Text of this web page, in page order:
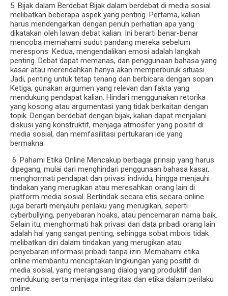
5. Bijak dalam Berdebat Bijak dalam berdebat di media sosial
melibatkan beberapa aspek yang penting. Pertama, kalian
harus mendengarkan dengan penuh perhatian apa yang
dikatakan oleh lawan debat kalian. Ini berarti benar-benar
mencoba memahami sudut pandang mereka sebelum
merespons. Kedua, mengendalikan emosi adalah langkah
penting. Debat dapat memanas, dan penggunaan bahasa yang
kasar atau merendahkan hanya akan memperburuk situasi.
Jadi, penting untuk tetap tenang dan berbicara dengan sopan.
Ketiga, gunakan argumen yang relevan dan fakta yang
mendukung pendapat kalian. Hindari menggunakan retorika
yang kosong atau argumentasi yang tidak berkaitan dengan
topik. Dengan berdebat dengan bijak, kalian dapat menjalani
diskusi yang konstruktif, menjaga atmosfer yang positif di
media sosial, dan memfasilitasi pertukaran ide yang
bermakna.
6. Pahami Etika Online Mencakup berbagai prinsip yang harus
dipegang, mulai dari menghindari penggunaan bahasa kasar,
menghormati pendapat dan privasi individu, hingga menjauhi
tindakan yang merugikan atau meresahkan orang lain di
platform media sosial. Bertindak secara etis secara online
juga berarti menjauhi perilaku yang merugikan, seperti
cyberbullying, penyebaran hoaks, atau pencemaran nama baik.
Selain itu, menghormati hak privasi dan data pribadi orang lain
adalah hal yang sangat penting, sehingga sobat mbois tidak
melibatkan diri dalam tindakan yang merugikan atau
penyebaran informasi pribadi tanpa izin. Memahami etika
online membantu menciptakan lingkungan yang positif di
media sosial, yang merangsang dialog yang produktif dan
mendukung serta menjaga integritas dan etika dalam perilaku
online.